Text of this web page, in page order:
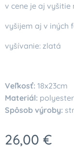
v cene je aj
vyšijem aj v iných
vyšívanie: zlatá
Veľkosť: 18x23cm
Materiál: polyester
Spôsob výroby:
26,00 €